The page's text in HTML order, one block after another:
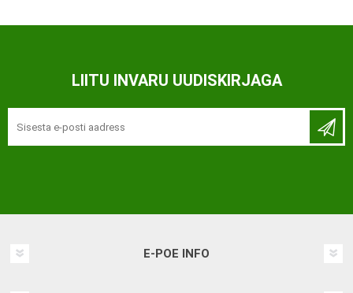
LIITU INVARU UUDISKIRJAGA
E-POE INFO